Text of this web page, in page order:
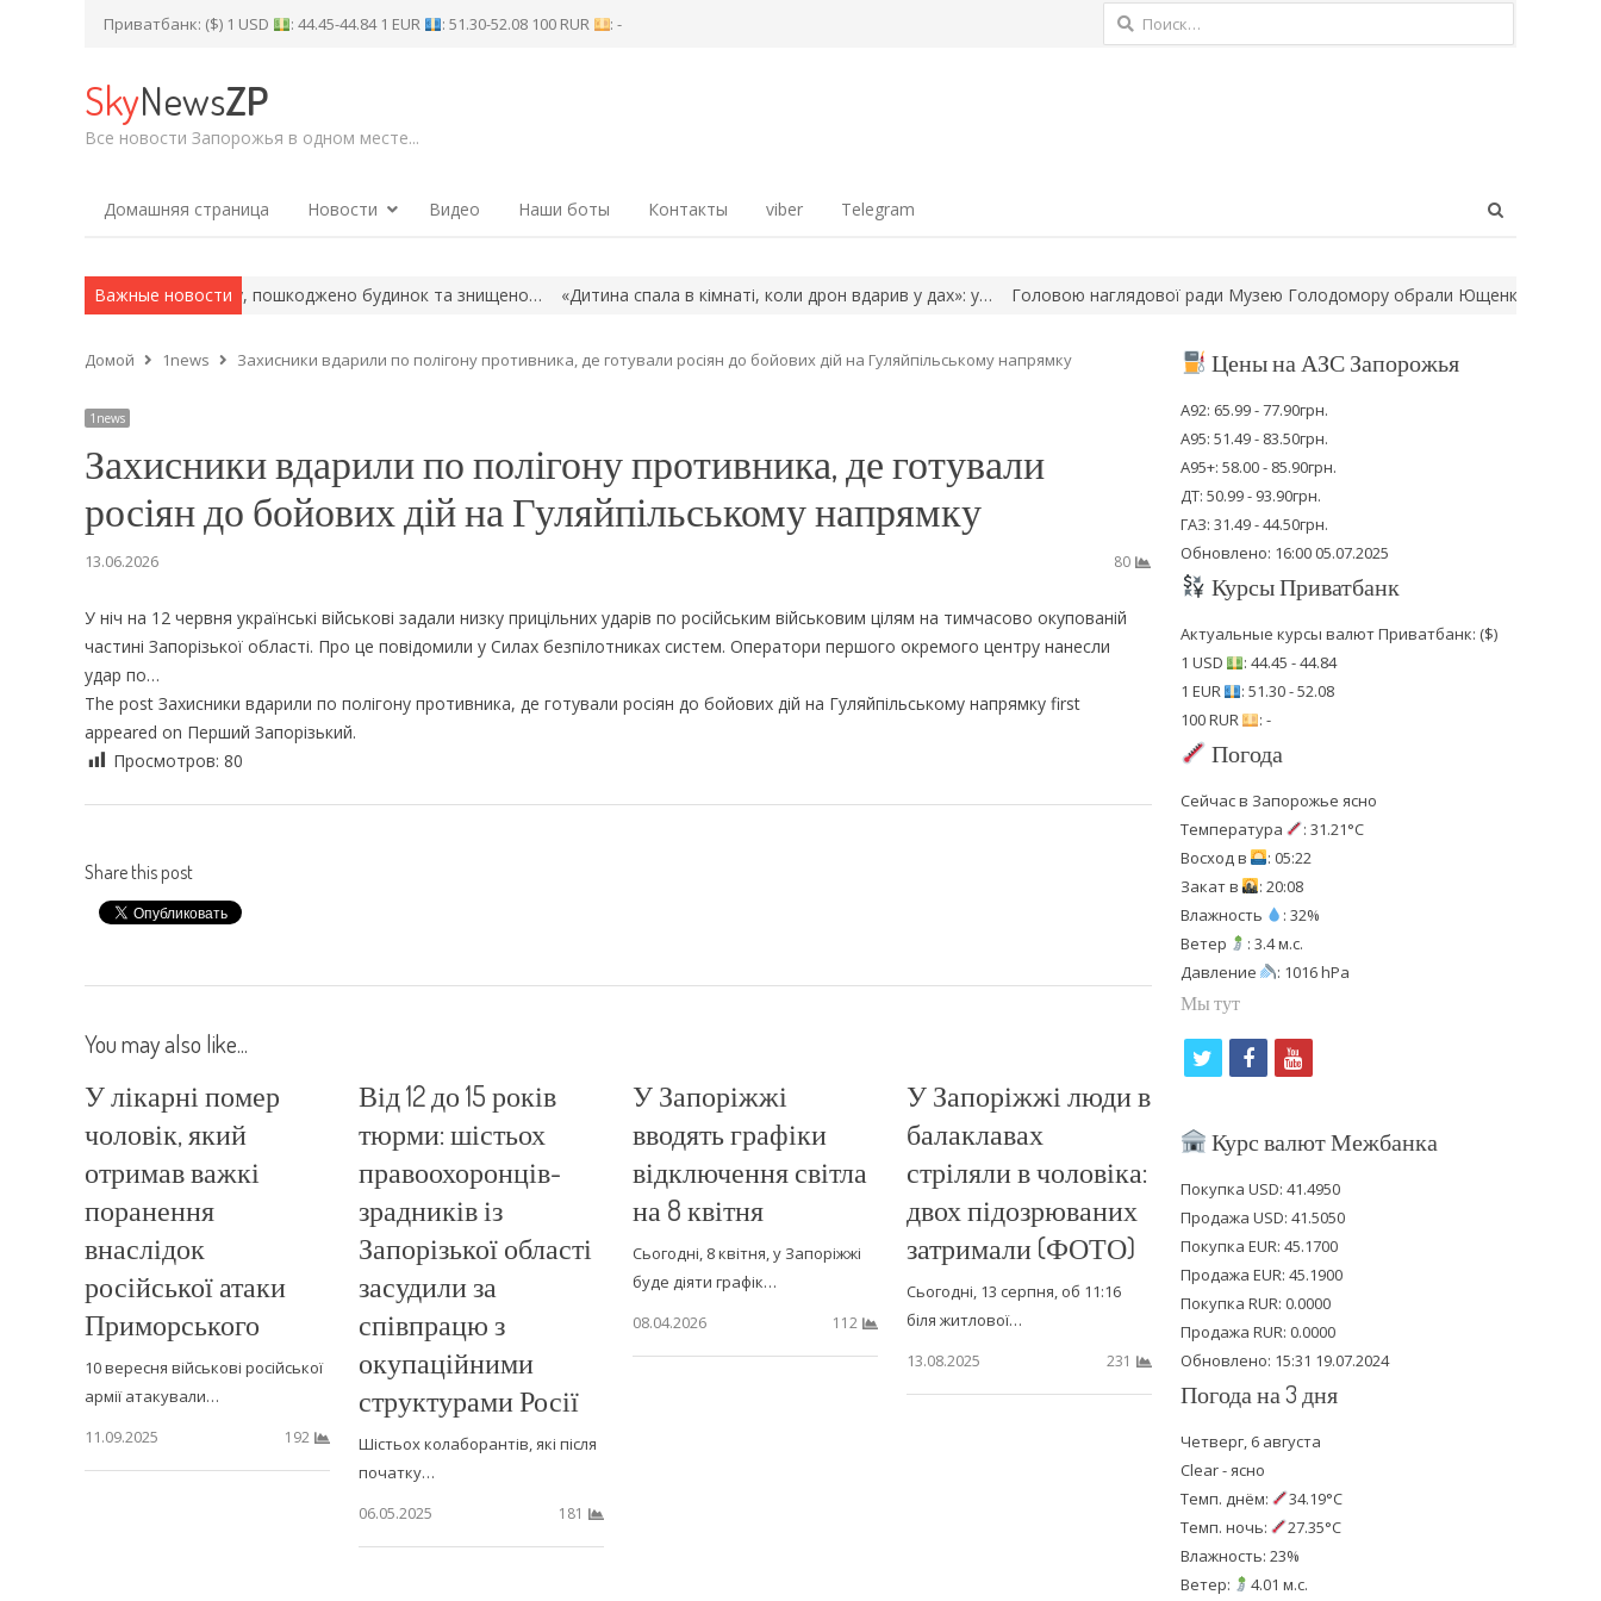
Приватбанк: ($) 1 USD : 44.45-44.84 1 EUR : 51.30-52.08 100 RUR : - Найти:
SkyNewsZP
Все новости Запорожья в одном месте...
Домашняя страница Новости Видео Наши боты Контакты viber Telegram
Важные новости
поранено людину, пошкоджено будинок та знищено… «Дитина спала в кімнаті, коли дрон вдарив у дах»: у… Головою наглядової ради Музею Голодомору обрали Ющенка Нові
Домой 1news Захисники вдарили по полігону противника, де готували росіян до бойових дій на Гуляйпільському напрямку
1news
Захисники вдарили по полігону противника, де готували
росіян до бойових дій на Гуляйпільському напрямку
13.06.2026 80
У ніч на 12 червня українські військові задали низку прицільних ударів по російським військовим цілям на тимчасово окупованій
частині Запорізької області. Про це повідомили у Силах безпілотниках систем. Оператори першого окремого центру нанесли
удар по…
The post Захисники вдарили по полігону противника, де готували росіян до бойових дій на Гуляйпільському напрямку first
appeared on Перший Запорізький.
Просмотров: 80
Share this post
You may also like...
У лікарні помер
чоловік, який
отримав важкі
поранення
внаслідок
російської атаки
Приморського
10 вересня військові російської
армії атакували…
11.09.2025
192
Від 12 до 15 років
тюрми: шістьох
правоохоронців-
зрадників із
Запорізької області
засудили за
співпрацю з
окупаційними
структурами Росії
Шістьох колаборантів, які після
початку…
06.05.2025
181
У Запоріжжі
вводять графіки
відключення світла
на 8 квітня
Сьогодні, 8 квітня, у Запоріжжі
буде діяти графік…
08.04.2026
112
У Запоріжжі люди в
балаклавах
стріляли в чоловіка:
двох підозрюваних
затримали (ФОТО)
Сьогодні, 13 серпня, об 11:16
біля житлової…
13.08.2025
231
Цены на АЗС Запорожья
А92: 65.99 - 77.90грн.
А95: 51.49 - 83.50грн.
А95+: 58.00 - 85.90грн.
ДТ: 50.99 - 93.90грн.
ГАЗ: 31.49 - 44.50грн.
Обновлено: 16:00 05.07.2025
Курсы Приватбанк
Актуальные курсы валют Приватбанк: ($)
1 USD
: 44.45 - 44.84
1 EUR
: 51.30 - 52.08
100 RUR
: -
Погода
Сейчас в Запорожье ясно
Температура
: 31.21°C
Восход в
: 05:22
Закат в
: 20:08
Влажность
: 32%
Ветер
: 3.4 м.с.
Давление
: 1016 hPa
Мы тут
i
t
e
r
f
c
b
o
o
k
y
u
u
b
e
Курс валют Межбанка
Покупка USD: 41.4950
Продажа USD: 41.5050
Покупка EUR: 45.1700
Продажа EUR: 45.1900
Покупка RUR: 0.0000
Продажа RUR: 0.0000
Обновлено: 15:31 19.07.2024
Погода на 3 дня
Четверг, 6 августа
Clear - ясно
Темп. днём:
34.19°C
Темп. ночь:
27.35°C
Влажность: 23%
Ветер:
4.01 м.с.